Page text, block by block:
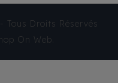
Droits Réservés
On Web